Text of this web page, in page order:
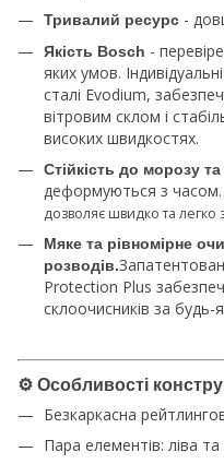
Тривалий ресурс -
Якість Bosch -
яких умов.
сталі Evodium,
вітровим склом і
високих швидкостях.
Стійкість до морозу
деформуються з часом.
дозволяє швидко та легко
Мяке та рівномірне
розводів.
Protection Plus
склоочисників за будь-
⚙️ Особливості
Безкаркасна
Пара елементів: ліва